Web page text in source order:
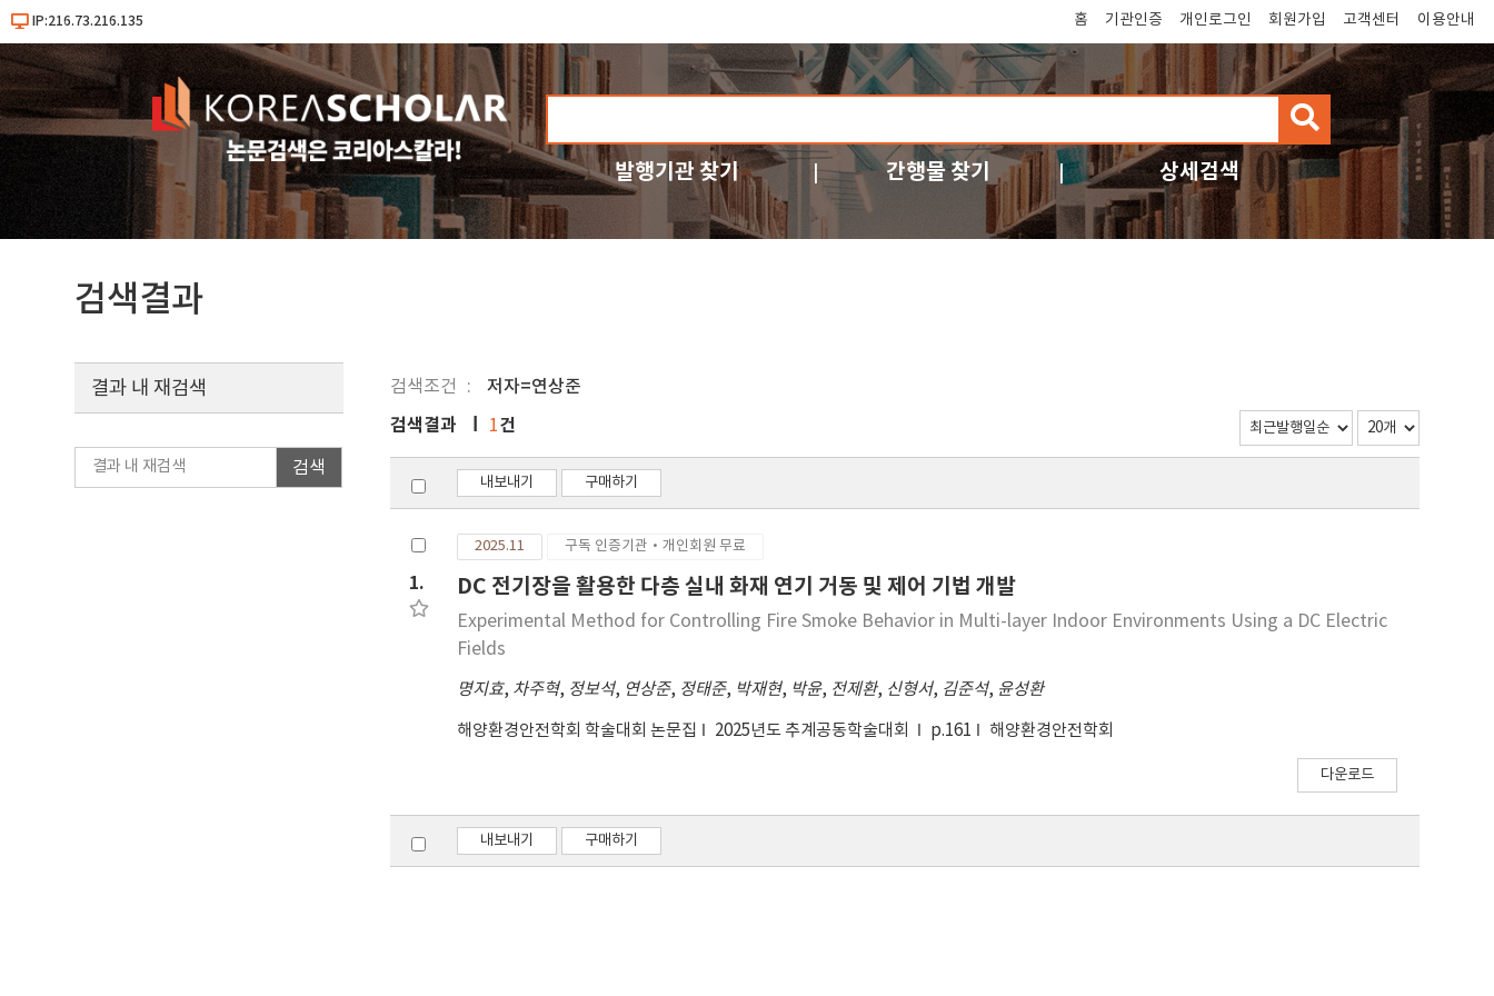
IP:216.73.216.135 홈 기관인증 개인로그인 회원가입 고객센터 이용안내
검
색
발행기관 찾기 간행물 찾기 상세검색
검색결과
검색조건 저자=연상준
결과 내 재검색
검색
검색결과 1건
내보내기 구매하기
1.
2025.11 구독 인증기관·개인회원 무료
DC 전기장을 활용한 다층 실내 화재 연기 거동 및 제어 기법 개발
Experimental Method for Controlling Fire Smoke Behavior in Multi-layer Indoor Environments Using a DC Electric
Fields
명지효, 차주혁, 정보석, 연상준, 정태준, 박재현, 박윤, 전제환, 신형서, 김준석, 윤성환
해양환경안전학회 학술대회 논문집 2025년도 추계공동학술대회 p.161 해양환경안전학회
다운로드
내보내기 구매하기